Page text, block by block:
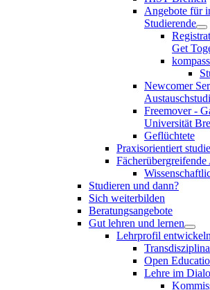
Angebote für
Studierende
Get
kompass
Newcomer
Freemover -
Universität
Geflüchtete
Praxisorientiert
Fächerübergreifende
Studieren und dann?
Sich weiterbilden
Beratungsangebote
Gut lehren und lernen
Lehrprofil entwickeln
Open
Lehre im